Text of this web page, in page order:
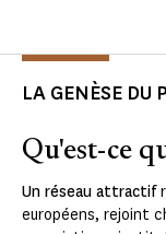
LA GENÈSE DU
Qu'est-ce
Un réseau attractif
européens, rejoint